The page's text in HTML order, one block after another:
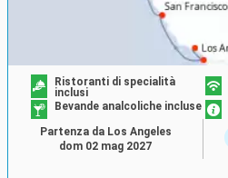
Ristoranti di specialità
inclusi
Bevande analcoliche incluse
Partenza da Los Angeles
dom 02 mag 2027